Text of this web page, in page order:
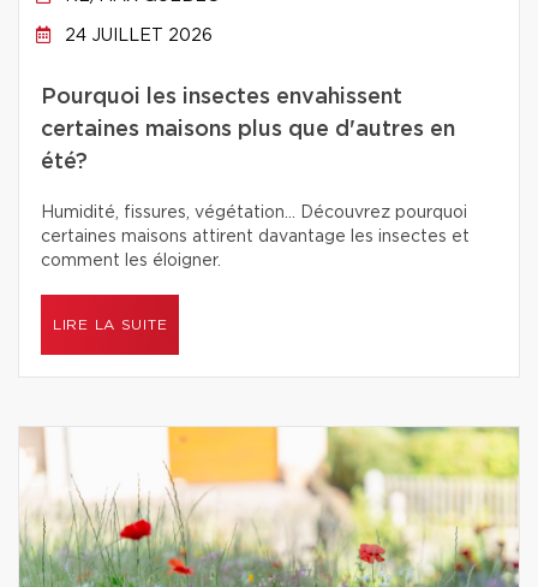
24 JUILLET 2026
Pourquoi les insectes envahissent
certaines maisons plus que d'autres en
été?
Humidité, fissures, végétation… Découvrez pourquoi
certaines maisons attirent davantage les insectes et
comment les éloigner.
LIRE LA SUITE